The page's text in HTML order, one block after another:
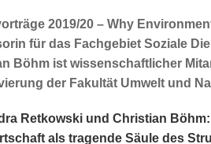
2019/20 – Why
für das Fachgebiet Soziale
Böhm ist wissenschaftlicher
der Fakultät Umwelt und
Retkowski und Christian
als tragende Säule des